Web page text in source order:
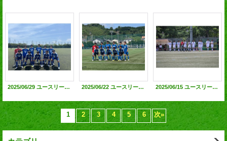
2025/06/29 ユースリーグ中部地区1部第9節 VS藤枝明誠E ●1-5 @島田工G 2025/06/22 ユースリーグ中部地区1部第8節 VS静岡北高 ●1-4 @静岡北高G 2025/06/15 ユースリーグ中部地区1部第7節 VS清水東B ●0-4 @清水桜が丘G
1 2 3 4 5 6 次»